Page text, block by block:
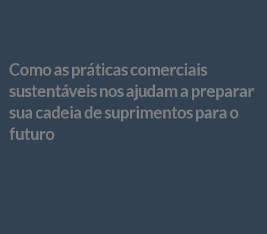
Como as práticas comerciais
sustentáveis nos ajudam a preparar
sua cadeia de suprimentos para o
futuro